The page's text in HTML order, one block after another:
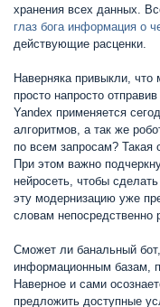
хранения всех данных.
глаз бога информация о
действующие расценки.
Наверняка привыкли,
просто напросто
Yandex применяется
алгоритмов, а так же
по всем запросам? Такая
При этом важно
нейросеть, чтобы
эту модернизацию уже
словам непосредственно
Сможет ли банальный
информационным базам,
Наверное и сами
предложить доступные